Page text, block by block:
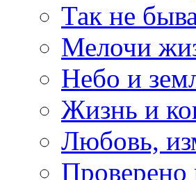
Так не
Мелочи
Небо и
Жизнь и
Любовь,
Проверено